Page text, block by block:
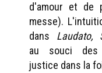
d'amour et de
messe).
dans Laudato,
au souci
justice dans la